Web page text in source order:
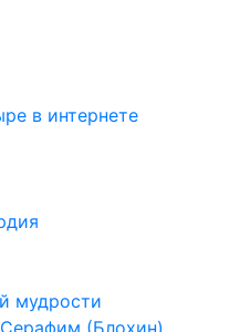
в интернете
мудрости
(Блохин)